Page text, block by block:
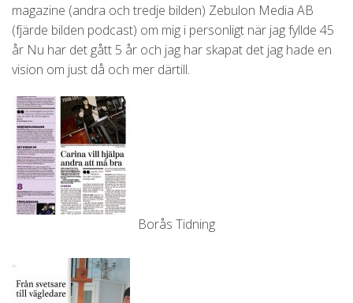
magazine (andra och tredje bilden) Zebulon Media AB
(fjärde bilden podcast) om mig i personligt när jag fyllde 45
år Nu har det gått 5 år och jag har skapat det jag hade en
vision om just då och mer därtill.
Borås Tidning